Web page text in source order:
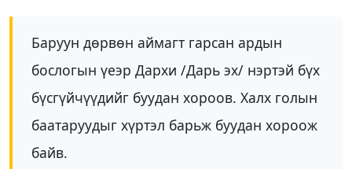
Баруун дөрвөн аймагт гарсан ардын
бослогын үеэр Дархи /Дарь эх/ нэртэй бүх
бүсгүйчүүдийг буудан хороов. Халх голын
баатаруудыг хүртэл барьж буудан хороож
байв.